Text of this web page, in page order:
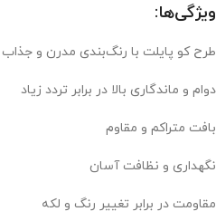
ویژگی‌ها:
طرح کو پایلت با رنگ‌بندی مدرن و جذاب
دوام و ماندگاری بالا در برابر تردد زیاد
بافت متراکم و مقاوم
نگهداری و نظافت آسان
مقاومت در برابر تغییر رنگ و لکه